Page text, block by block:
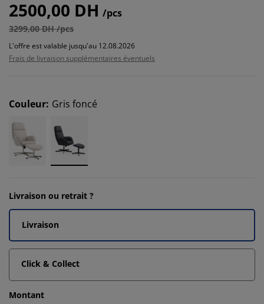
2500,00 DH /pcs
3299,00 DH /pcs
L'offre est valable jusqu'au 12.08.2026
Frais de livraison supplémentaires éventuels
Couleur: Gris foncé
Livraison ou retrait ?
Livraison
Click & Collect
Montant